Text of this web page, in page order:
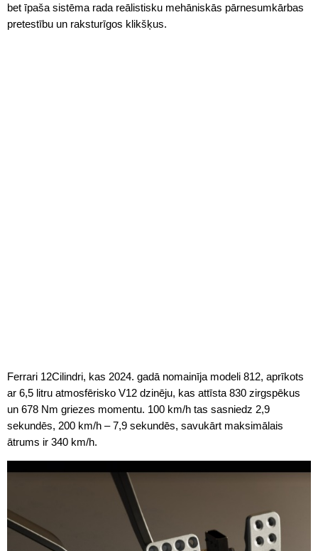
bet īpaša sistēma rada reālistisku mehāniskās pārnesumkārbas
pretestību un raksturīgos klikšķus.
Ferrari 12Cilindri, kas 2024. gadā nomainīja modeli 812, aprīkots
ar 6,5 litru atmosfērisko V12 dzinēju, kas attīsta 830 zirgspēkus
un 678 Nm griezes momentu. 100 km/h tas sasniedz 2,9
sekundēs, 200 km/h – 7,9 sekundēs, savukārt maksimālais
ātrums ir 340 km/h.